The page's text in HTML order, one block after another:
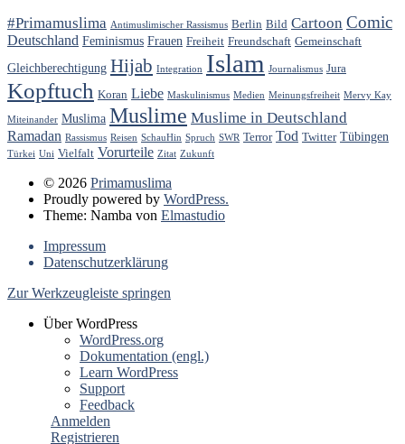
#Primamuslima Antimuslimischer Rassismus Berlin Bild Cartoon Comic
Deutschland Feminismus Frauen Freiheit Freundschaft Gemeinschaft
Gleichberechtigung Hijab Integration Islam Journalismus Jura
Kopftuch Koran Liebe Maskulinismus Medien Meinungsfreiheit Mervy Kay
Miteinander Muslima Muslime Muslime in Deutschland
Ramadan Rassismus Reisen SchauHin Spruch SWR Terror Tod Twitter Tübingen
Türkei Uni Vielfalt Vorurteile Zitat Zukunft
© 2026 Primamuslima
Proudly powered by WordPress.
Theme: Namba von Elmastudio
Impressum
Datenschutzerklärung
Zur Werkzeugleiste springen
Über WordPress
WordPress.org
Dokumentation (engl.)
Learn WordPress
Support
Feedback
Anmelden
Registrieren